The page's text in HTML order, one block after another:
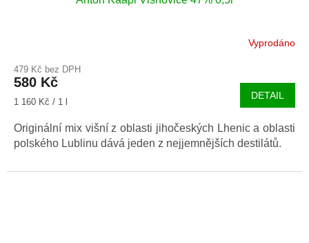
Vyprodáno
479 Kč bez DPH
580 Kč
Měrná
1 160 Kč / 1 l
DETAIL
Originální mix višní z oblasti jihočeských Lhenic a oblasti
polského Lublinu dává jeden z nejjemnějších destilátů.